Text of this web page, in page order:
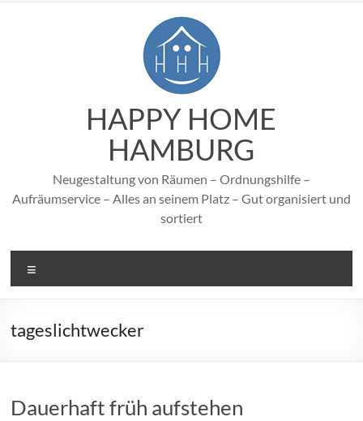
HAPPY HOME
HAMBURG
Neugestaltung von Räumen – Ordnungshilfe –
Aufräumservice – Alles an seinem Platz – Gut organisiert und
sortiert
tageslichtwecker
Dauerhaft früh aufstehen